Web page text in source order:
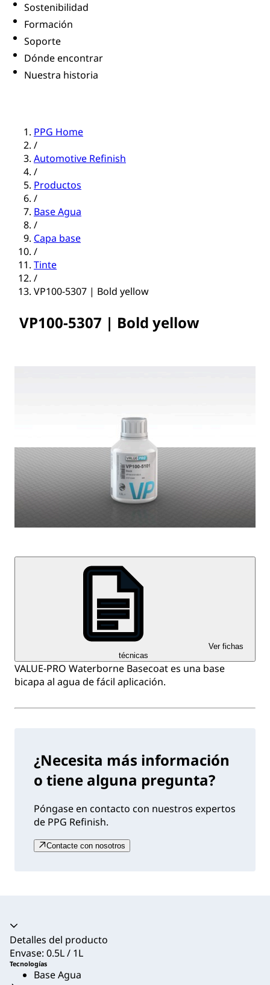
Sostenibilidad
Formación
Soporte
Dónde encontrar
Nuestra historia
PPG Home
/
Automotive Refinish
/
Productos
/
Base Agua
/
Capa base
/
Tinte
/
VP100-5307 | Bold yellow
VP100-5307 | Bold yellow
Ver fichas
técnicas
VALUE-PRO Waterborne Basecoat es una base
bicapa al agua de fácil aplicación.
¿Necesita más información
o tiene alguna pregunta?
Póngase en contacto con nuestros expertos
de PPG Refinish.
Contacte con nosotros
Acordeón colapsado
Detalles del producto
Envase: 0.5L / 1L
Tecnologías
Base Agua